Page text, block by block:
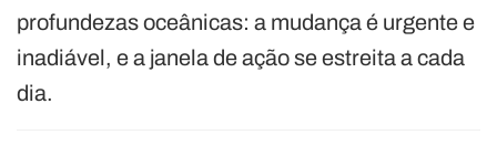
profundezas oceânicas: a mudança é urgente e
inadiável, e a janela de ação se estreita a cada
dia.